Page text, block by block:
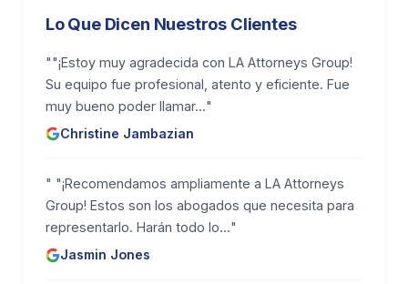
fallecido, como hijastros o padres que
dependían del apoyo
Qué compensación puede incluir
negligencia
Los daños en un caso de muerte por negligencia
pueden cubrir tanto pérdidas financieras directas
Lo Que Dicen Nuestros Clientes
""¡Estoy muy agradecida con LA Attorneys Group!
Su equipo fue profesional, atento y eficiente. Fue
muy bueno poder llamar..."
Christine Jambazian
" "¡Recomendamos ampliamente a LA Attorneys
Group! Estos son los abogados que necesita para
representarlo. Harán todo lo..."
Jasmin Jones